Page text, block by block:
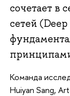
сочетает в
сетей
Команда
Huiyan Sang,